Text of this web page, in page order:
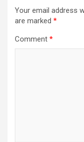
Your email address
are marked *
Comment *